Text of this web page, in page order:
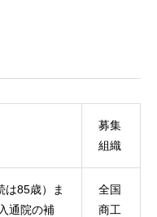
募集
組織
は85歳）ま
通院の補
全国
商工